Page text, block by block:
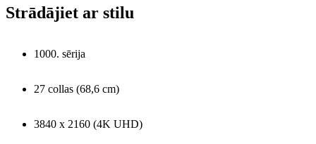
Strādājiet ar stilu
1000. sērija
27 collas (68,6 cm)
3840 x 2160 (4K UHD)